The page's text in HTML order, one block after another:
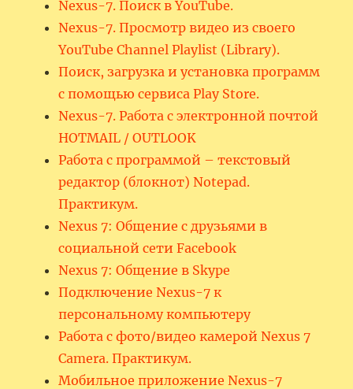
Nexus-7. Поиск в YouTube.
Nexus-7. Просмотр видео из своего
YouTube Channel Playlist (Library).
Поиск, загрузка и установка программ
с помощью сервиса Play Store.
Nexus-7. Работа с электронной почтой
HOTMAIL / OUTLOOK
Работа с программой – текстовый
редактор (блокнот) Notepad.
Практикум.
Nexus 7: Общение с друзьями в
социальной сети Facebook
Nexus 7: Общение в Skype
Подключение Nexus-7 к
персональному компьютеру
Работа с фото/видео камерой Nexus 7
Camera. Практикум.
Мобильное приложение Nexus-7